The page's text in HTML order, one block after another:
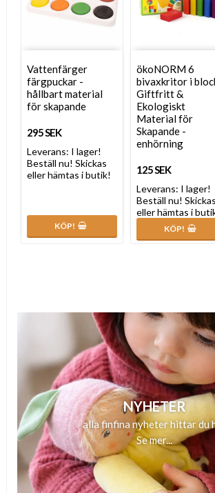
Vattenfärger
färgpuckar -
hållbart material
för skapande
295 SEK
Leverans: I lager!
Beställ nu! Skickas
eller hämtas i butik!
KÖP!
ökoNORM 6
bivaxkritor i
Giftfritt &
Ekologiskt
Material för
Skapande -
enhörning
125 SEK
Leverans: I lager!
Beställ nu! Skickas
eller hämtas i
KÖP!
NYHETER
alla finfina nyheter hittar du
Se mer...